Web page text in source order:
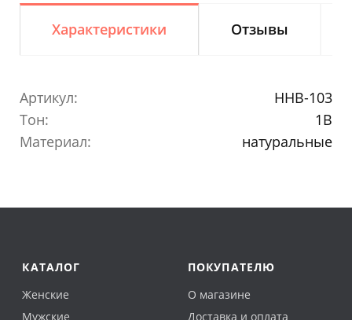
Характеристики Отзывы
Артикул:
HHB-103
Тон:
1B
Материал:
натуральные
КАТАЛОГ
Женские
Мужские
ПОКУПАТЕЛЮ
О магазине
Доставка и оплата